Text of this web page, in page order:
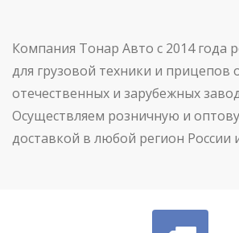
Компания Тонар Авто с 2014 года
для грузовой техники и прицепов
отечественных и зарубежных
Осуществляем розничную и
доставкой в любой регион России